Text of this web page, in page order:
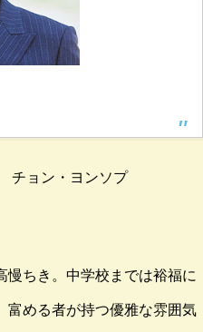
ョン・ヨンソプ
慢ちき。中学校までは裕福に
富める者が持つ優雅な雰囲気